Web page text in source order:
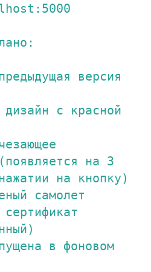
версия
дизайн с красной
на 3
на кнопку)
самолет
в фоновом